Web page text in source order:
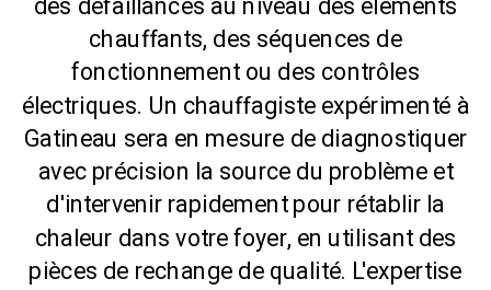
des défaillances au niveau des éléments
chauffants, des séquences de
fonctionnement ou des contrôles
électriques. Un chauffagiste expérimenté à
Gatineau sera en mesure de diagnostiquer
avec précision la source du problème et
d'intervenir rapidement pour rétablir la
chaleur dans votre foyer, en utilisant des
pièces de rechange de qualité. L'expertise